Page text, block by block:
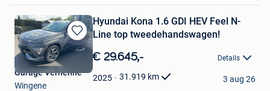
Bewaren
in
Favorieten
Hyundai Kona 1.6 GDI HEV Feel N-
Line top tweedehandswagen!
€ 29.645,- Details
2025 31.919 km
Garage Verhenne
Wingene
3 aug 26